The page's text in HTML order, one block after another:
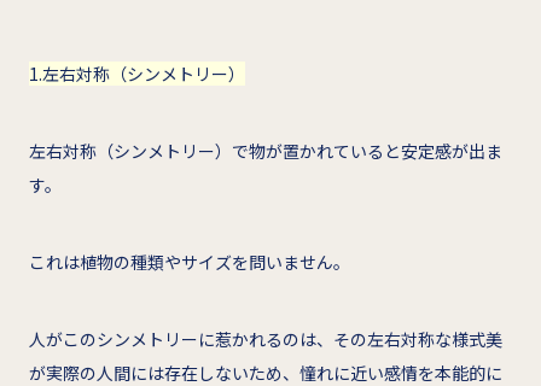
1.左右対称（シンメトリー）
左右対称（シンメトリー）で物が置かれていると安定感が出ま
す。
これは植物の種類やサイズを問いません。
人がこのシンメトリーに惹かれるのは、その左右対称な様式美
が実際の人間には存在しないため、憧れに近い感情を本能的に